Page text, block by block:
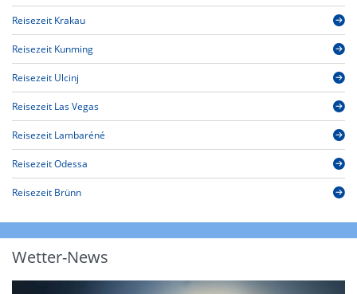
Reisezeit Krakau
Reisezeit Kunming
Reisezeit Ulcinj
Reisezeit Las Vegas
Reisezeit Lambaréné
Reisezeit Odessa
Reisezeit Brünn
Wetter-News